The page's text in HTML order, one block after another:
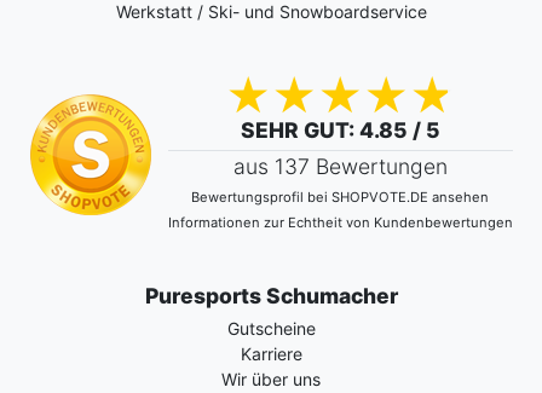
Werkstatt / Ski- und Snowboardservice
SEHR GUT: 4.85 / 5
aus 137 Bewertungen
Bewertungsprofil bei SHOPVOTE.DE ansehen
Informationen zur Echtheit von Kundenbewertungen
Puresports Schumacher
Gutscheine
Karriere
Wir über uns